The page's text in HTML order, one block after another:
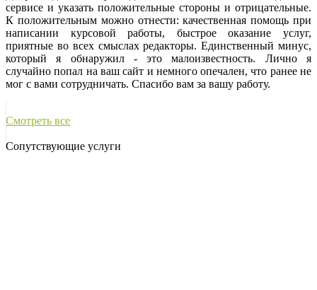
сервисе и указать положительные стороны и отрицательные.
К положительным можно отнести: качественная помощь при
написании курсовой работы, быстрое оказание услуг,
приятные во всех смыслах редакторы. Единственный минус,
который я обнаружил - это малоизвестность. Лично я
случайно попал на ваш сайт и немного опечален, что ранее не
мог с вами сотрудничать. Спасибо вам за вашу работу.
Смотреть все
Сопутствующие услуги